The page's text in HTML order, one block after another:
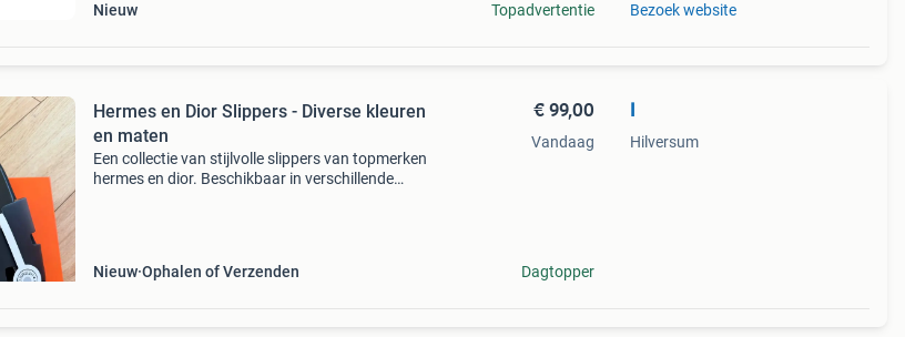
Nieuw Topadvertentie Bezoek website
Hermes en Dior Slippers - Diverse kleuren
en maten
Een collectie van stijlvolle slippers van topmerken
hermes en dior. Beschikbaar in verschillende
Nieuw Ophalen of Verzenden
€ 99,00
Vandaag
Dagtopper
I
Hilversum